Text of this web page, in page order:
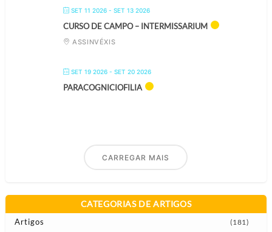
SET 11 2026- SET 13 2026
CURSO DE CAMPO – INTERMISSARIUM
ASSINVÉXIS
SET 19 2026- SET 20 2026
PARACOGNICIOFILIA
CARREGAR MAIS
CATEGORIAS DE ARTIGOS
Artigos (181)